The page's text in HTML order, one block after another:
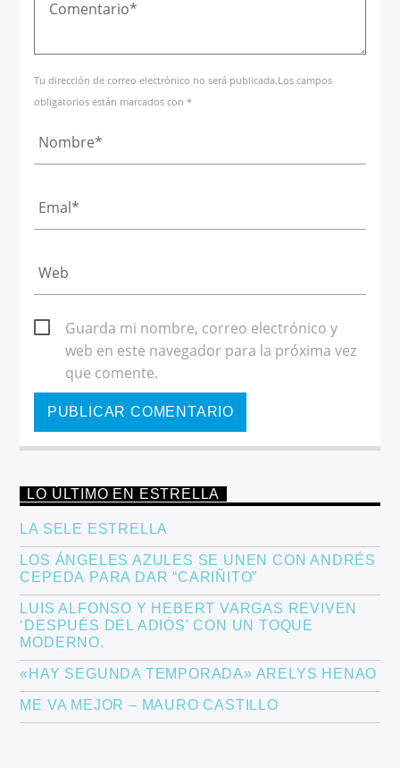
Tu dirección de correo electrónico no será publicada.Los campos
obligatorios están marcados con *
Guarda mi nombre, correo electrónico y
web en este navegador para la próxima vez
que comente.
LO ÚLTIMO EN ESTRELLA
LA SELE ESTRELLA
LOS ÁNGELES AZULES SE UNEN CON ANDRÉS
CEPEDA PARA DAR “CARIÑITO”
LUIS ALFONSO Y HEBERT VARGAS REVIVEN
‘DESPUÉS DEL ADIÓS’ CON UN TOQUE
MODERNO.
«HAY SEGUNDA TEMPORADA» ARELYS HENAO
ME VA MEJOR – MAURO CASTILLO